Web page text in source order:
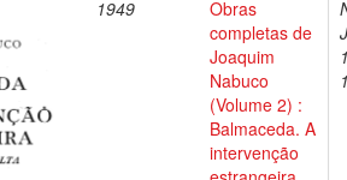
1949
Obras
completas de
Joaquim
Nabuco
(Volume 2) :
Balmaceda. A
intervenção